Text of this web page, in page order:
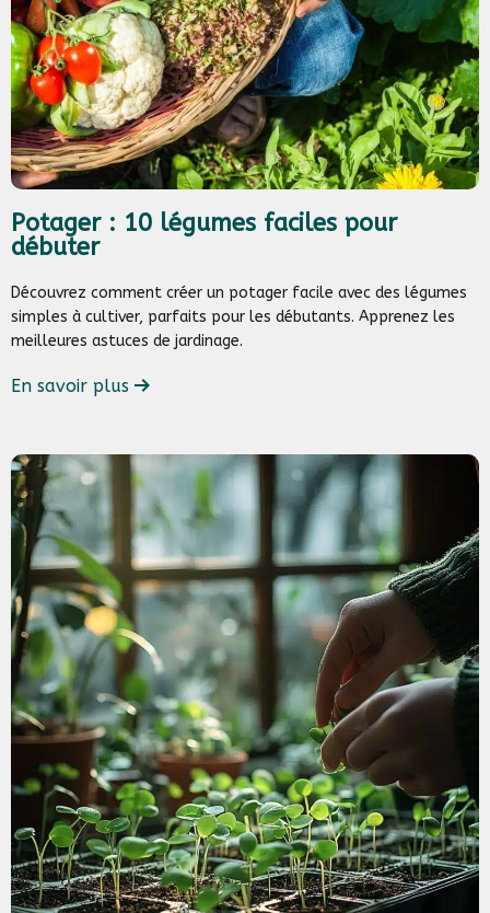
Potager : 10 légumes faciles pour
débuter
Découvrez comment créer un potager facile avec des légumes
simples à cultiver, parfaits pour les débutants. Apprenez les
meilleures astuces de jardinage.
En savoir plus